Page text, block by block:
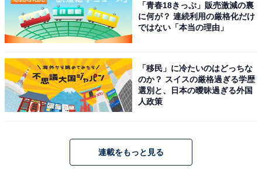
湯の児スペイン村福田農場のブランコ
熊本県水俣市湯の児地区の丘の上にある「湯の児スペイ
ン村福田農場」は、スペインの温暖な気候に似た不知火
入場は完全無料で、果樹園・2つのレストラン・農産加
工直売所・パン工房・亀コレクション館など多彩な施設
「青春18きっぷ」販売激減の裏
に何が？ 連続利用の厳格化だけ
ではない「本当の理由」
「移民」に冷たいのはどっちな
のか？ スイスの厳格過ぎる学歴
選別と、日本の曖昧過ぎる外国
人政策
連載をもっと見る